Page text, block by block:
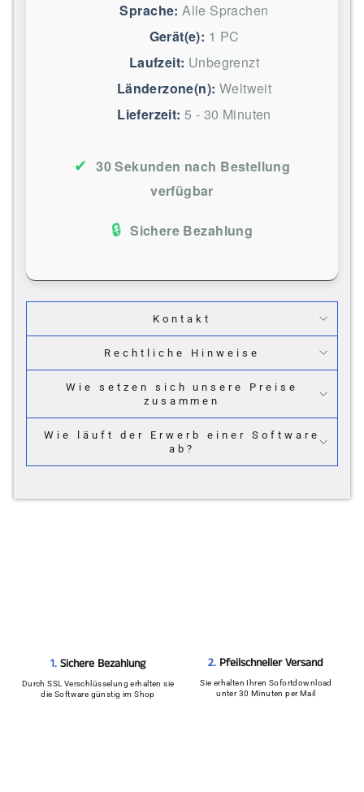
Sprache: Alle Sprachen
Gerät(e): 1 PC
Laufzeit: Unbegrenzt
Länderzone(n): Weltweit
Lieferzeit: 5 - 30 Minuten
✔ 30 Sekunden nach Bestellung
verfügbar
🔒 Sichere Bezahlung
Kontakt
Rechtliche Hinweise
Wie setzen sich unsere Preise
zusammen
Wie läuft der Erwerb einer Software
ab?
1.Sichere Bezahlung
Durch SSL Verschlüsselung erhalten sie
die Software günstig im Shop
2. Pfeilschneller Versand
Sie erhalten Ihren Sofortdownload
unter 30 Minuten per Mail